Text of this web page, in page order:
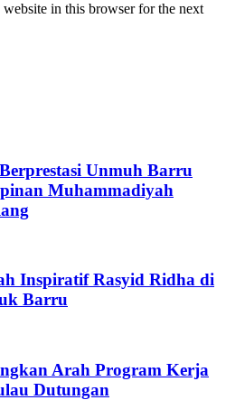
website in this browser for the next
Unmuh Barru
Muhammadiyah
Inspiratif Rasyid Ridha di
Barru
Arah Program Kerja
Dutungan